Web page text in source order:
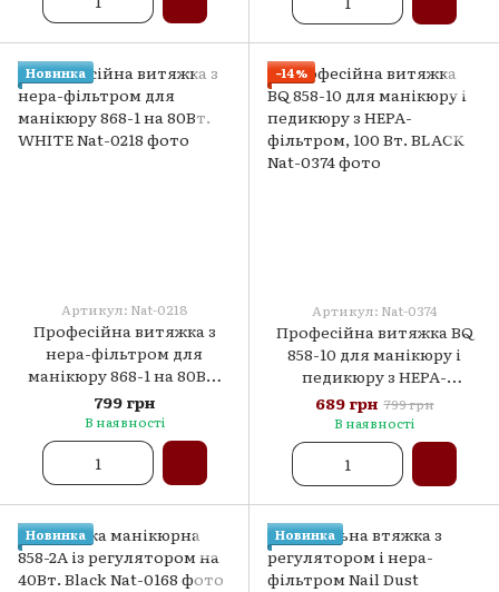
Новинка
Артикул: Nat-0218
Професійна витяжка з
нера-фільтром для
манікюру 868-1 на 80Вт.
WHITE
799 грн
В наявності
−14%
Артикул: Nat-0374
Професійна витяжка BQ
858-10 для манікюру і
педикюру з НЕРА-
фільтром, 100 Вт. BLACK
689 грн 799 грн
В наявності
Новинка Новинка